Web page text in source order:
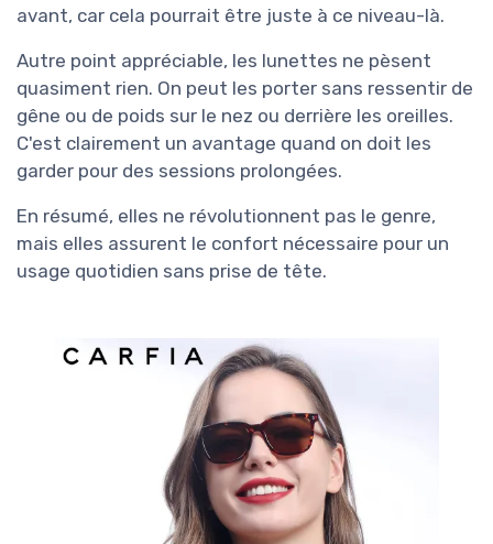
avant, car cela pourrait être juste à ce niveau-là.
Autre point appréciable, les lunettes ne pèsent
quasiment rien. On peut les porter sans ressentir de
gêne ou de poids sur le nez ou derrière les oreilles.
C'est clairement un avantage quand on doit les
garder pour des sessions prolongées.
En résumé, elles ne révolutionnent pas le genre,
mais elles assurent le confort nécessaire pour un
usage quotidien sans prise de tête.